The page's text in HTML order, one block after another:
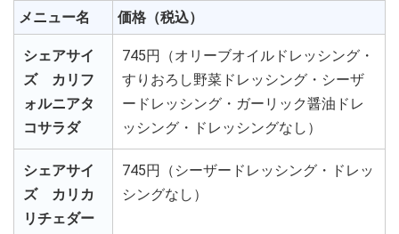
メニュー名 価格（税込）
シェアサイ
ズ カリフ
ォルニアタ
コサラダ
745円（オリーブオイルドレッシング・
すりおろし野菜ドレッシング・シーザ
ードレッシング・ガーリック醤油ドレ
ッシング・ドレッシングなし）
シェアサイ
ズ カリカ
リチェダー
745円（シーザードレッシング・ドレッ
シングなし）